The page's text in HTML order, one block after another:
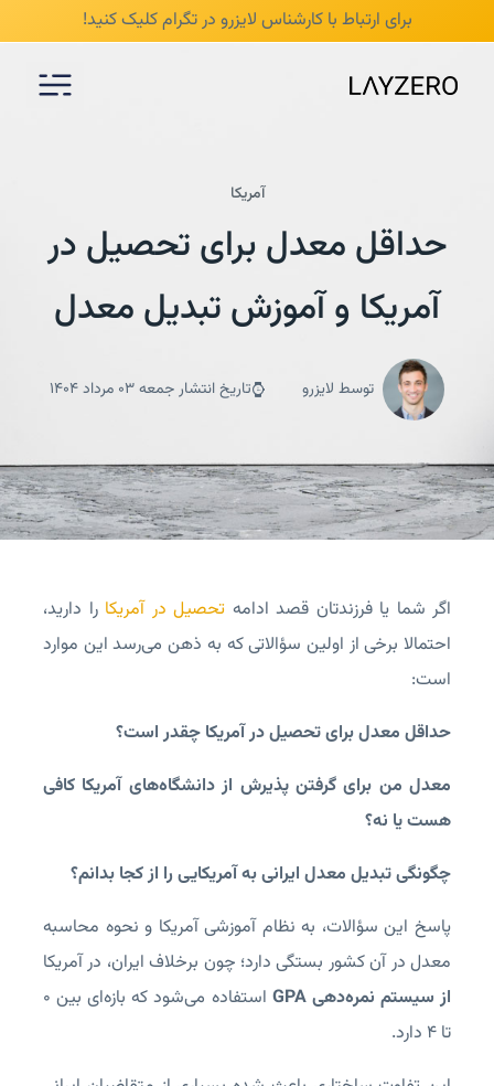
برای ارتباط با کارشناس لایزرو در تگرامکلیک کنید! /* mobile responsive */
آمریکا
حداقل معدل برای تحصیل در
آمریکا و آموزش تبدیل معدل
توسط لایزرو تاریخ انتشار جمعه 03 مرداد 1404
اگر شما یا فرزندتان قصد ادامه تحصیل در آمریکا را دارید،
احتمالا برخی از اولین سؤالاتی که به ذهن می‌رسد این موارد
است:
حداقل معدل برای تحصیل در آمریکا چقدر است؟
معدل من برای گرفتن پذیرش از دانشگاه‌های آمریکا کافی
هست یا نه؟
چگونگی تبدیل معدل ایرانی به آمریکایی را از کجا بدانم؟
پاسخ این سؤالات، به نظام آموزشی آمریکا و نحوه محاسبه
معدل در آن کشور بستگی دارد؛ چون برخلاف ایران، در آمریکا
از سیستم نمره‌دهی GPA
استفاده می‌شود که بازه‌ای بین 0
تا 4 دارد.